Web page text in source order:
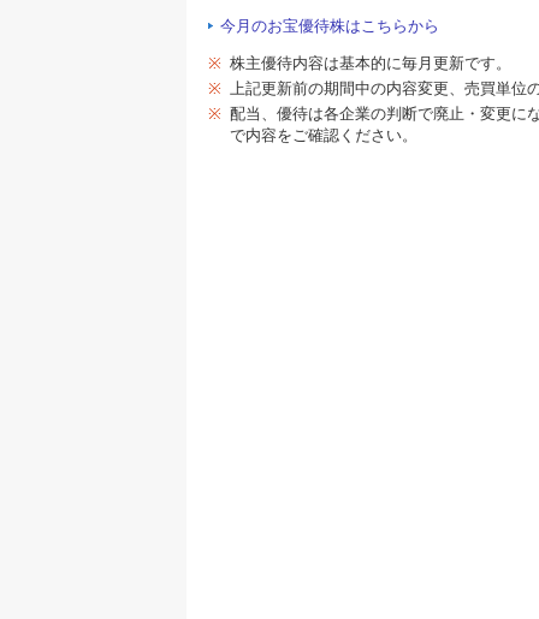
今月のお宝優待株はこちらから
※ 株主優待内容は基本的に毎月更新です。
※ 上記更新前の期間中の内容変更、売買単位
※ 配当、優待は各企業の判断で廃止・変更に
で内容をご確認ください。